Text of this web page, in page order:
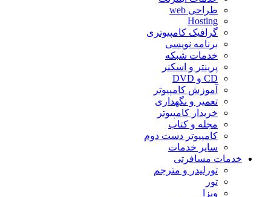
طراحی web
Hosting
گرافیک کامپیوتری
برنامه نویسی
خدمات شبکه
پرینتر و اسکنر
CD و DVD
آموزش کامپیوتر
تعمیر و نگهداری
خریدار کامپیوتر
مجله و کتاب
کامپیوتر دست دوم
سایر خدمات
خدمات مسافرتی
تورلیدر و مترجم
تور
ویزا